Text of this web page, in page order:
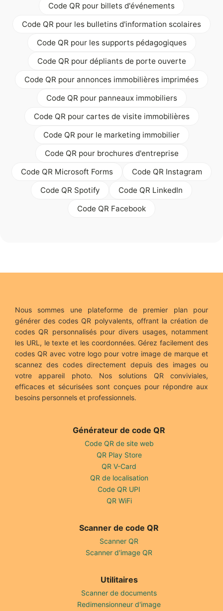
Code QR pour billets d'événements
Code QR pour les bulletins d'information scolaires
Code QR pour les supports pédagogiques
Code QR pour dépliants de porte ouverte
Code QR pour annonces immobilières imprimées
Code QR pour panneaux immobiliers
Code QR pour cartes de visite immobilières
Code QR pour le marketing immobilier
Code QR pour brochures d'entreprise
Code QR Microsoft Forms
Code QR Instagram
Code QR Spotify
Code QR LinkedIn
Code QR Facebook
Nous sommes une plateforme de premier plan pour
générer des codes QR polyvalents, offrant la création de
codes QR personnalisés pour divers usages, notamment
les URL, le texte et les coordonnées. Gérez facilement des
codes QR avec votre logo pour votre image de marque et
scannez des codes directement depuis des images ou
votre appareil photo. Nos solutions QR conviviales,
efficaces et sécurisées sont conçues pour répondre aux
besoins personnels et professionnels.
Générateur de code QR
Code QR de site web
QR Play Store
QR V-Card
QR de localisation
Code QR UPI
QR WiFi
Scanner de code QR
Scanner QR
Scanner d'image QR
Utilitaires
Scanner de documents
Redimensionneur d'image